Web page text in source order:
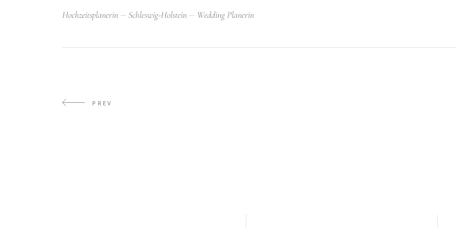
Hochzeitsplanerin Schleswig-Holstein Wedding Planerin
PREV